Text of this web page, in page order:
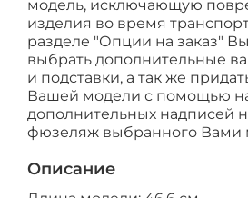
модель, исключающую
изделия во время
разделе "Опции на заказ"
выбрать дополнительные
и подставки, а так же
Вашей модели с помощью
дополнительных надписей
фюзеляж выбранного Вами
Описание